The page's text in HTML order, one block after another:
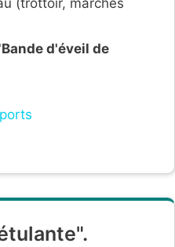
(trottoir, marches
Bande d'éveil de